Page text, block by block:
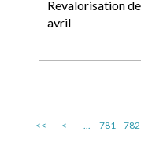
Revalorisation
avril
<< < ... 781 782